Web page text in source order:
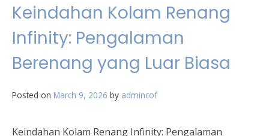
Keindahan Kolam Renang
Infinity: Pengalaman
Berenang yang Luar Biasa
Posted on March 9, 2026 by admincof
Keindahan Kolam Renang Infinity: Pengalaman